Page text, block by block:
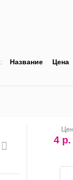
Название Цена
4 р.